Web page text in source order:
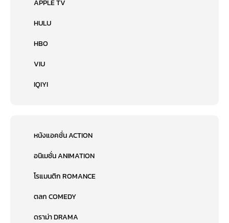
APPLE TV
HULU
HBO
VIU
IQIYI
หนังแอคชั่น ACTION
อนิเมชั่น ANIMATION
โรแมนติก ROMANCE
ตลก COMEDY
ดราม่า DRAMA